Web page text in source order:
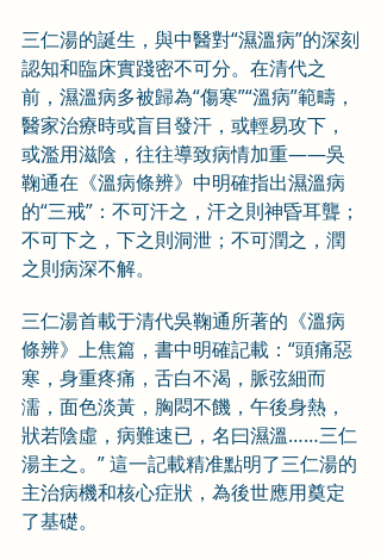
三仁湯的誕生，與中醫對“濕溫病”的深刻
認知和臨床實踐密不可分。在清代之
前，濕溫病多被歸為“傷寒”“溫病”範疇，
醫家治療時或盲目發汗，或輕易攻下，
或濫用滋陰，往往導致病情加重——吳
鞠通在《溫病條辨》中明確指出濕溫病
的“三戒”：不可汗之，汗之則神昏耳聾；
不可下之，下之則洞泄；不可潤之，潤
之則病深不解。
三仁湯首載于清代吳鞠通所著的《溫病
條辨》上焦篇，書中明確記載：“頭痛惡
寒，身重疼痛，舌白不渴，脈弦細而
濡，面色淡黃，胸悶不饑，午後身熱，
狀若陰虛，病難速已，名曰濕溫……三仁
湯主之。” 這一記載精准點明了三仁湯的
主治病機和核心症狀，為後世應用奠定
了基礎。